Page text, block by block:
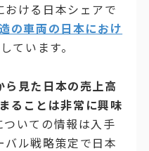
ける日本シェアで
の車両の日本におけ
ています。
ら見た日本の売上高
ることは非常に興味
いての情報は入手
バル戦略策定で日本